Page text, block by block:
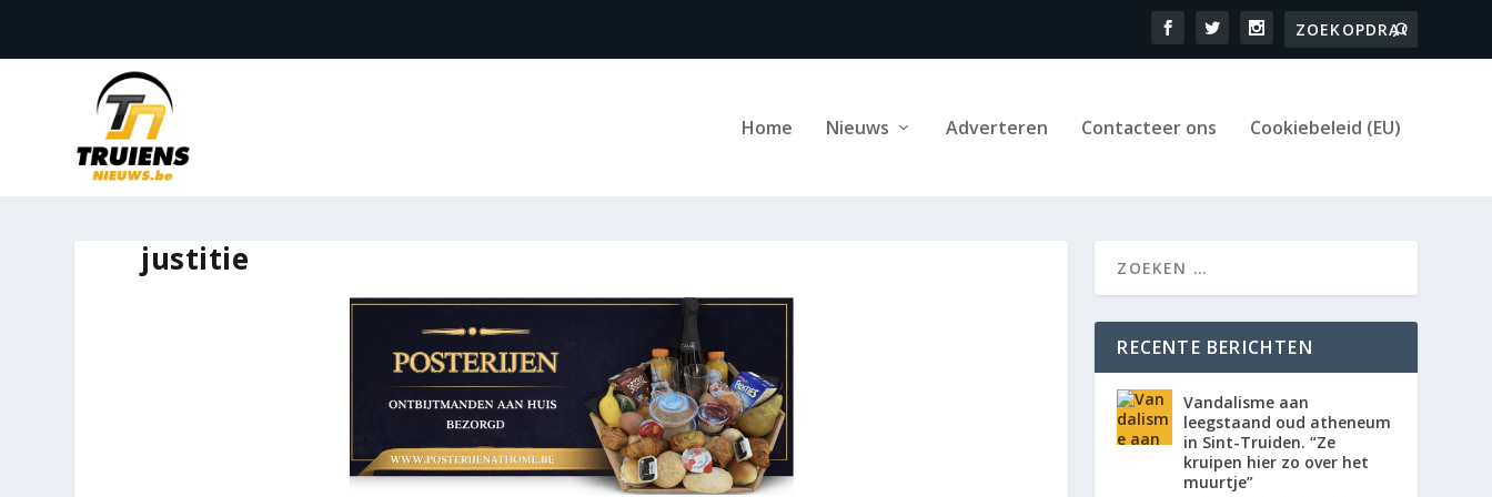
Home Nieuws Adverteren Contacteer ons Cookiebeleid (EU)
justitie
RECENTE BERICHTEN
Vandalisme aan
leegstaand oud atheneum
in Sint-Truiden. “Ze
kruipen hier zo over het
muurtje”